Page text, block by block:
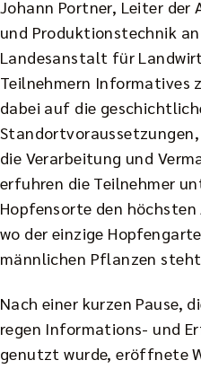
Johann Portner, Leiter der
und Produktionstechnik an
Landesanstalt für
Teilnehmern Informatives
dabei auf die
die Verarbeitung und
erfuhren die Teilnehmer
Hopfensorte den
wo der einzige
männlichen Pflanzen steht.
Nach einer kurzen Pause,
regen Informations- und
genutzt wurde, eröffnete